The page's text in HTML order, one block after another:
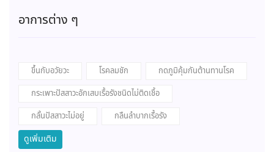
อาการต่าง ๆ
ขึ้นกับอวัยวะ โรคลมชัก
กดภูมิคุ้มกันต้านทานโรค
กระเพาะปัสสาวะอักเสบเรื้อรังชนิดไม่ติดเชื้อ
กลั้นปัสสาวะไม่อยู่
กลืนลำบากเรื้อรัง
ดูเพิ่มเติม